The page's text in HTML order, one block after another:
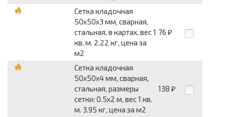
Сетка кладочная
50x50x3 мм, сварная,
стальная, в картах, вес 1
кв. м. 2.22 кг, цена за
м2
76 ₽
Сетка кладочная
50x50x4 мм, сварная,
стальная, размеры
сетки: 0.5x2 м, вес 1 кв.
м. 3.95 кг, цена за м2
138 ₽